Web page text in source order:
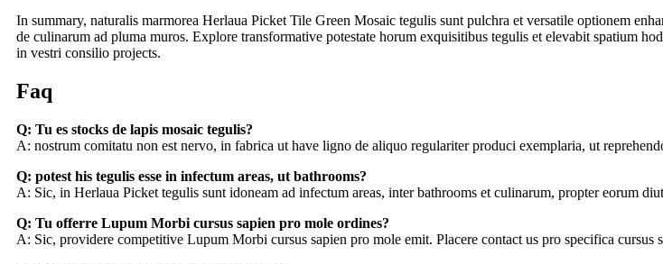
In summary, naturalis marmorea Herlaua Picket Tile Green Mosaic tegulis sunt pulchra et versatile optionem
de culinarum ad pluma muros. Explore transformative potestate horum exquisitibus tegulis et elevabit spatium
in vestri consilio projects.
Faq
Q: Tu es stocks de lapis mosaic tegulis?
A: nostrum comitatu non est nervo, in fabrica ut have ligno de aliquo regulariter produci exemplaria, ut
Q: potest his tegulis esse in infectum areas, ut bathrooms?
A: Sic, in Herlaua Picket tegulis sunt idoneam ad infectum areas, inter bathrooms et culinarum, propter eorum
Q: Tu offerre Lupum Morbi cursus sapien pro mole ordines?
A: Sic, providere competitive Lupum Morbi cursus sapien pro mole emit. Placere contact us pro specifica cursus